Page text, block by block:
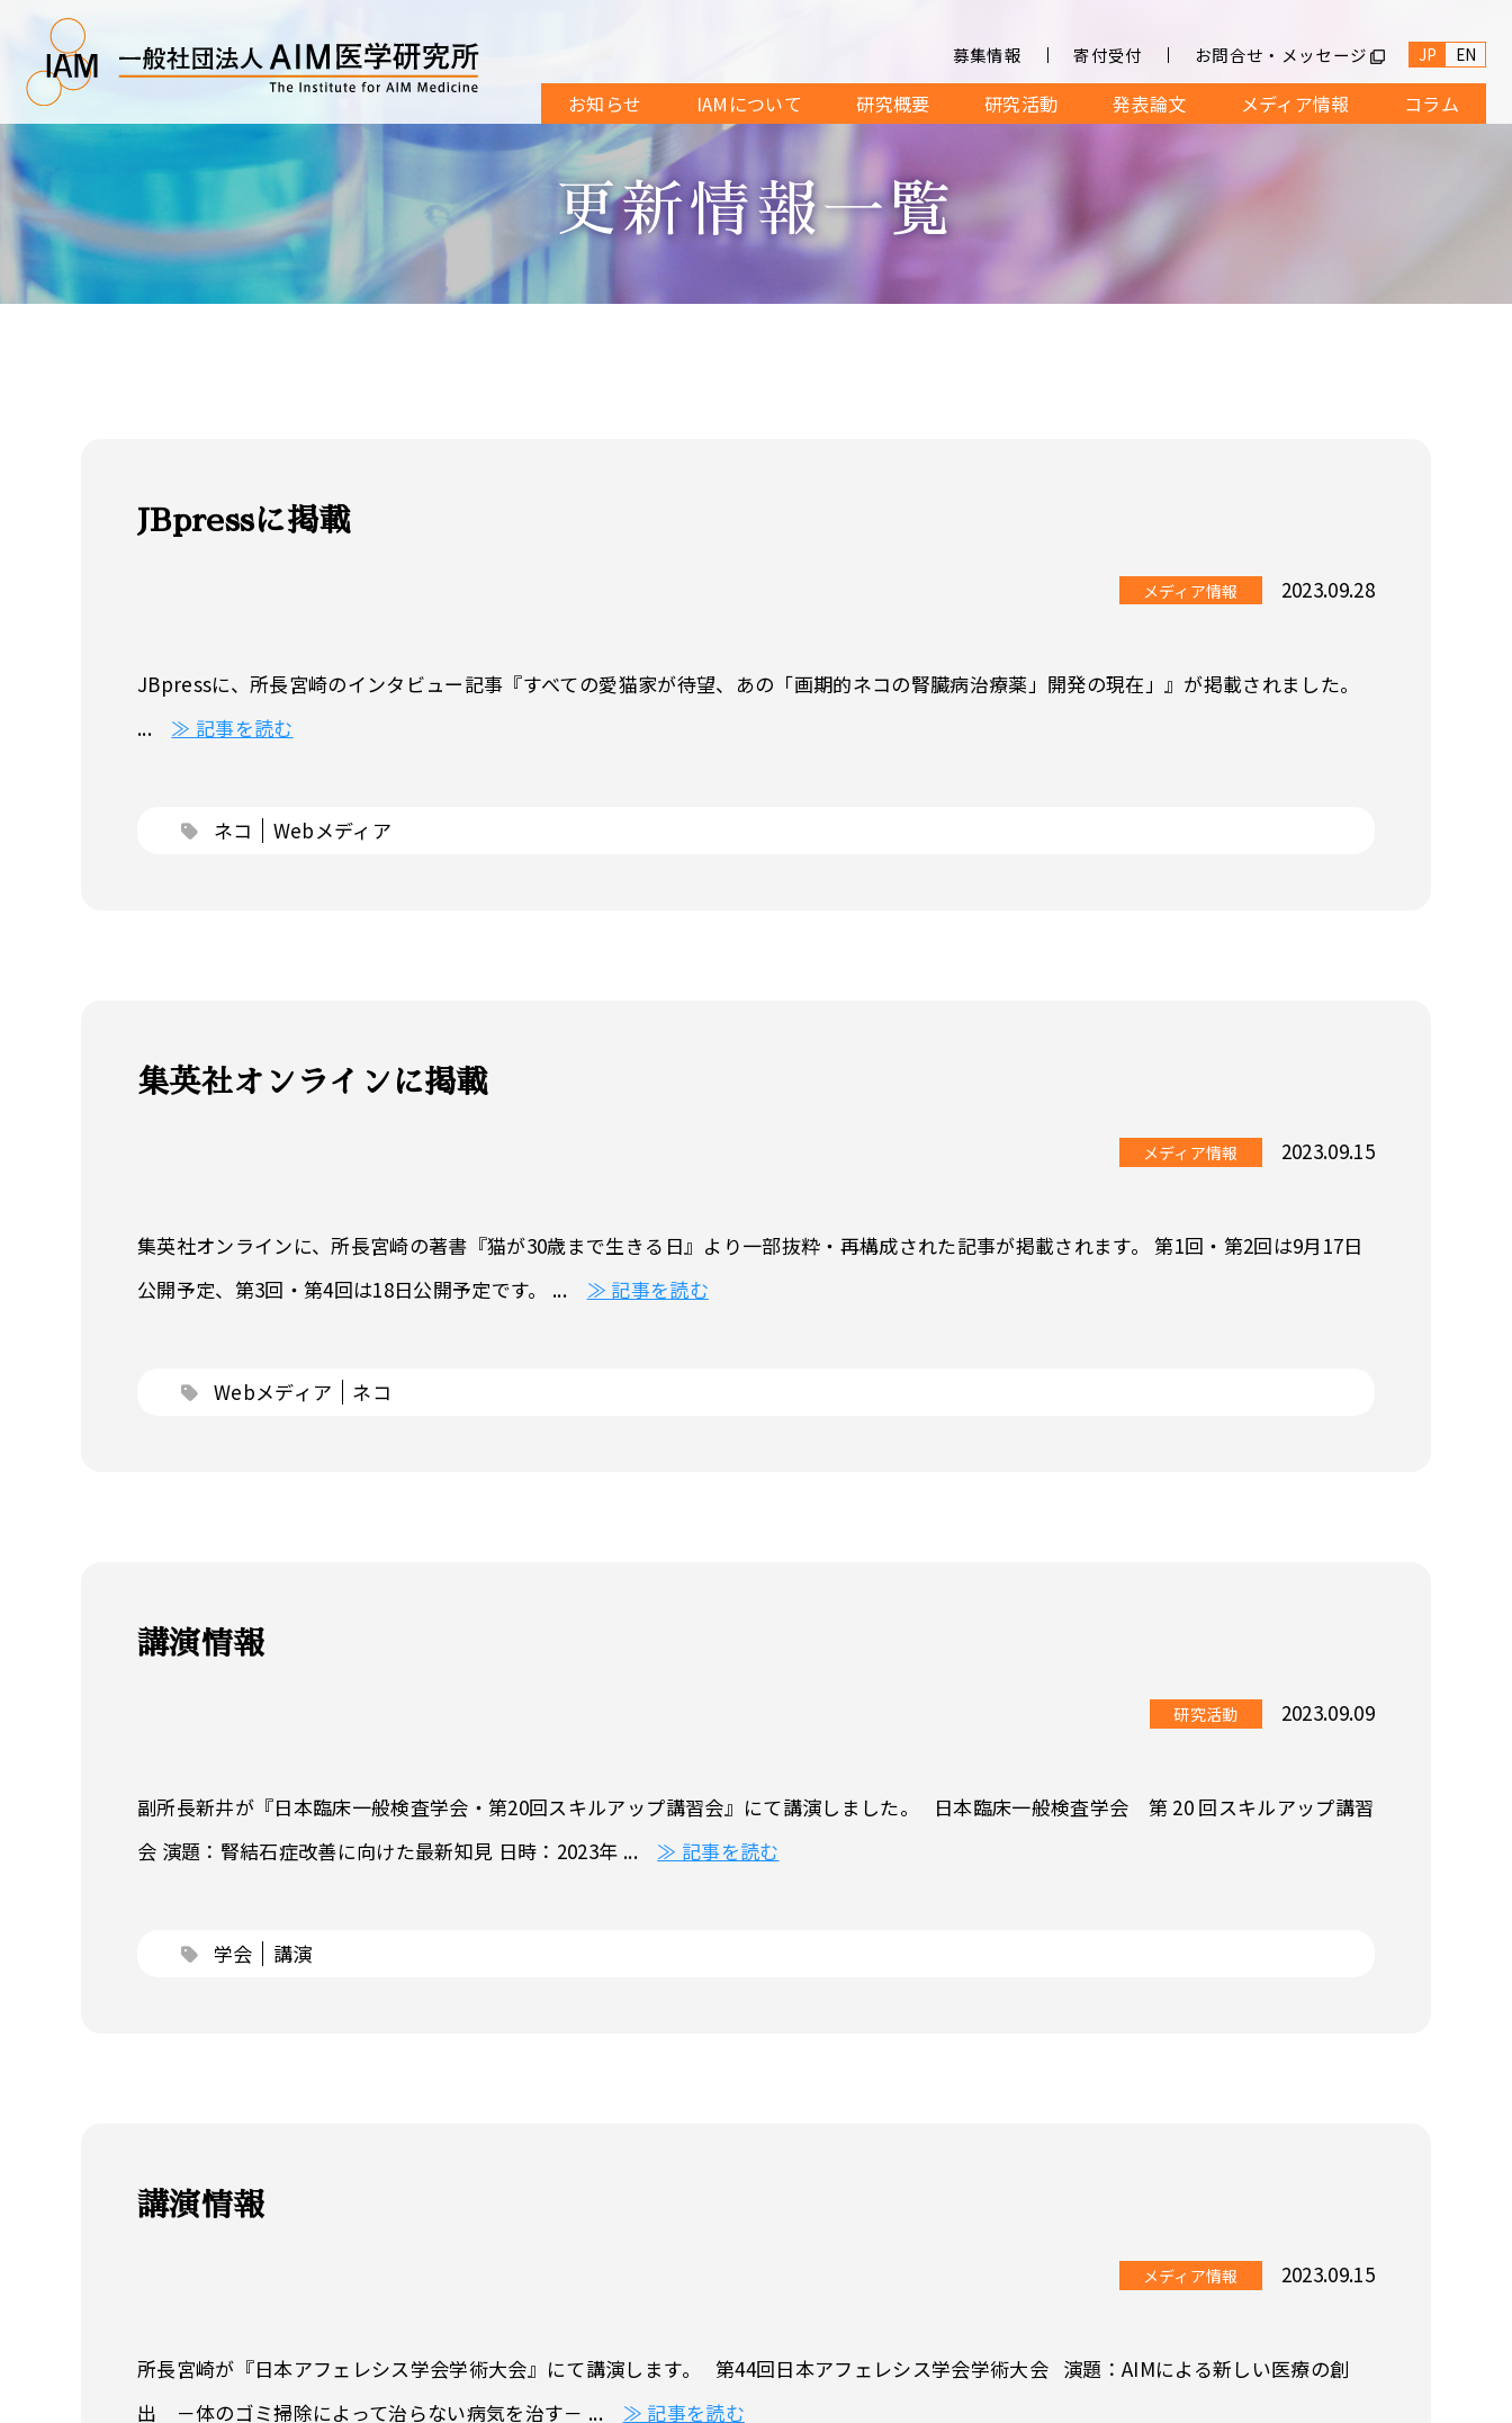
JP EN
募集情報 寄付受付 お問合せ・メッセージ
お知らせ IAMについて 研究概要 研究活動 発表論文 メディア情報 コラム
更新情報一覧
JBpressに掲載
メディア情報 2023.09.28
JBpressに、所長宮崎のインタビュー記事『すべての愛猫家が待望、あの「画期的ネコの腎臓病治療薬」開発の現在」』が掲載されました。
... ≫ 記事を読む
ネコ Webメディア
集英社オンラインに掲載
メディア情報 2023.09.15
集英社オンラインに、所長宮崎の著書『猫が30歳まで生きる日』より一部抜粋・再構成された記事が掲載されます。 第1回・第2回は9月17日
公開予定、第3回・第4回は18日公開予定です。 ... ≫ 記事を読む
Webメディア ネコ
講演情報
研究活動 2023.09.09
副所長新井が『日本臨床一般検査学会・第20回スキルアップ講習会』にて講演しました。 日本臨床一般検査学会 第 20 回スキルアップ講習
会 演題：腎結石症改善に向けた最新知見 日時：2023年 ... ≫ 記事を読む
学会 講演
講演情報
メディア情報 2023.09.15
所長宮崎が『日本アフェレシス学会学術大会』にて講演します。 第44回日本アフェレシス学会学術大会 演題：AIMによる新しい医療の創
出 －体のゴミ掃除によって治らない病気を治す－ ... ≫ 記事を読む